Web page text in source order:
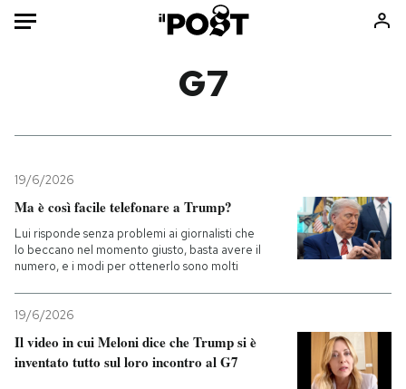
Mondo
Politica
Tecnologia
Internet
Cultura
Economia
Sport
Consumismi
Storie/Idee
Ok Boomer!
Altrecose
Mondiali calcio 2026
G7
19/6/2026
Ma è così facile telefonare a Trump?
Lui risponde senza problemi ai giornalisti che
lo beccano nel momento giusto, basta avere il
numero, e i modi per ottenerlo sono molti
19/6/2026
Il video in cui Meloni dice che Trump si è
inventato tutto sul loro incontro al G7